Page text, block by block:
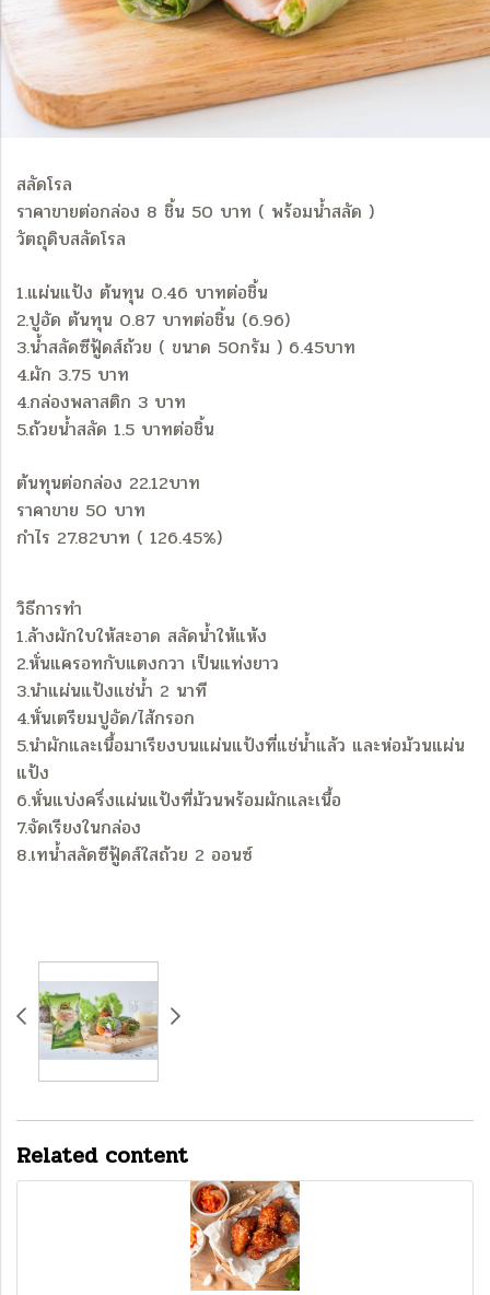
สลัดโรล
ราคาขายต่อกล่อง 8 ชิ้น 50 บาท ( พร้อมน้ำสลัด )
วัตถุดิบสลัดโรล
1.แผ่นแป้ง ต้นทุน 0.46 บาทต่อชิ้น
2.ปูอัด ต้นทุน 0.87 บาทต่อชิ้น (6.96)
3.น้ำสลัดซีฟู้ดส์ถ้วย ( ขนาด 50กรัม ) 6.45บาท
4.ผัก 3.75 บาท
4.กล่องพลาสติก 3 บาท
5.ถ้วยน้ำสลัด 1.5 บาทต่อชิ้น
ต้นทุนต่อกล่อง 22.12บาท
ราคาขาย 50 บาท
กำไร 27.82บาท ( 126.45%)
วิธีการทำ
1.ล้างผักใบให้สะอาด สลัดน้ำให้แห้ง
2.หั่นแครอทกับแตงกวา เป็นแท่งยาว
3.นำแผ่นแป้งแช่น้ำ 2 นาที
4.หั่นเตรียมปูอัด/ไส้กรอก
5.นำผักและเนื้อมาเรียงบนแผ่นแป้งที่แช่น้ำแล้ว และห่อม้วนแผ่น
แป้ง
6.หั่นแบ่งครึ่งแผ่นแป้งที่ม้วนพร้อมผักและเนื้อ
7.จัดเรียงในกล่อง
8.เทน้ำสลัดซีฟู้ดส์ใสถ้วย 2 ออนซ์
Related content